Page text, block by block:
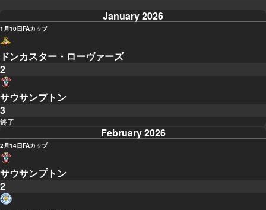
January 2026
1月10日FAカップ
ドンカスター・ローヴァーズ
2
サウサンプトン
3
終了
February 2026
2月14日FAカップ
サウサンプトン
2